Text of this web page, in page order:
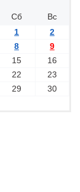
Сб
Вс
1
2
8
9
15
16
22
23
29
30